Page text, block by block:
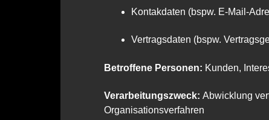
Kontakdaten (bspw. E-Mail-
Vertragsdaten (bspw.
Betroffene Personen: Kunden,
Verarbeitungszweck: Abwicklung
Organisationsverfahren